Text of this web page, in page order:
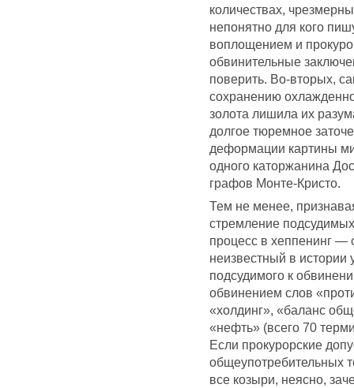
количествах,
непонятно для кого
воплощением и
обвинительные
поверить. Во-вторых,
сохранению
золота лишила их
долгое тюремное
деформации картины
одного каторжанина
графов Монте-Кристо.
Тем не менее,
стремление
процесс в хеппенинг —
неизвестный в
подсудимого к
обвинением слов
«холдинг», «баланс
«нефть» (всего 70
Если прокурорские
общеупотребительных
все козыри, неясно,